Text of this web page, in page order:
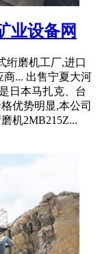
业设备网
绗磨机工厂,进口
... 出售宁夏大河
日本马扎克、台
优势明显,本公司
机2MB215Z...